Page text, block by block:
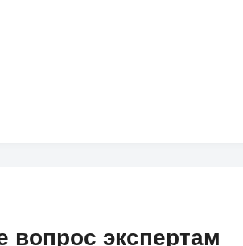
вопрос экспертам